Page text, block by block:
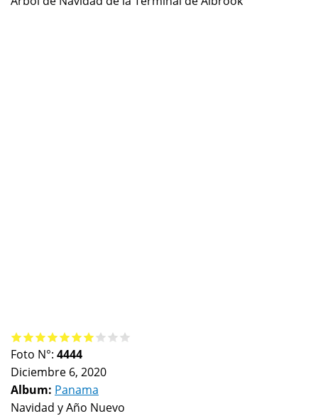
Foto N°: 4444
Diciembre 6, 2020
Album: Panama
Navidad y Año Nuevo